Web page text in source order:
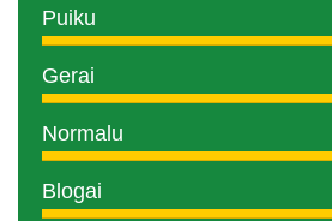
Puiku
Gerai
Normalu
Blogai